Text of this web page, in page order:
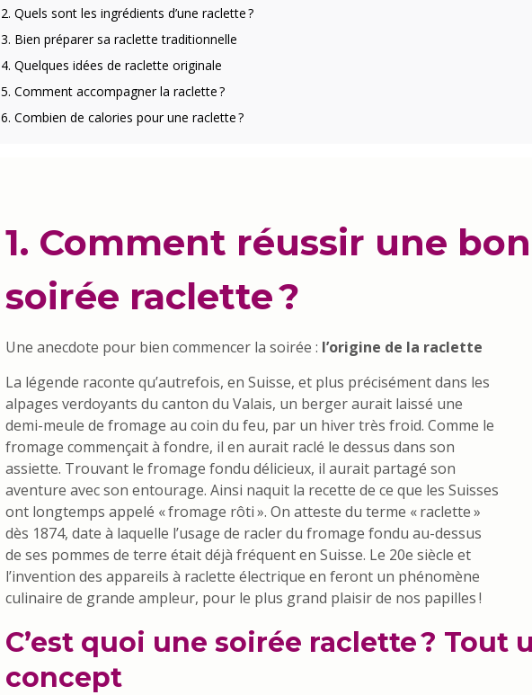
2. Quels sont les ingrédients d’une raclette ?
3. Bien préparer sa raclette traditionnelle
4. Quelques idées de raclette originale
5. Comment accompagner la raclette ?
6. Combien de calories pour une raclette ?
1. Comment réussir une
soirée raclette ?
Une anecdote pour bien commencer la soirée : l’origine de la raclette
La légende raconte qu’autrefois, en Suisse, et plus précisément dans les
alpages verdoyants du canton du Valais, un berger aurait laissé une
demi-meule de fromage au coin du feu, par un hiver très froid. Comme le
fromage commençait à fondre, il en aurait raclé le dessus dans son
assiette. Trouvant le fromage fondu délicieux, il aurait partagé son
aventure avec son entourage. Ainsi naquit la recette de ce que les Suisses
ont longtemps appelé « fromage rôti ». On atteste du terme « raclette »
dès 1874, date à laquelle l’usage de racler du fromage fondu au-dessus
de ses pommes de terre était déjà fréquent en Suisse. Le 20e siècle et
l’invention des appareils à raclette électrique en feront un phénomène
culinaire de grande ampleur, pour le plus grand plaisir de nos papilles !
C’est quoi une soirée raclette ? Tout
concept